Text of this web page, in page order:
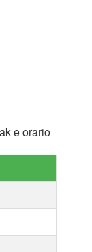
e orario